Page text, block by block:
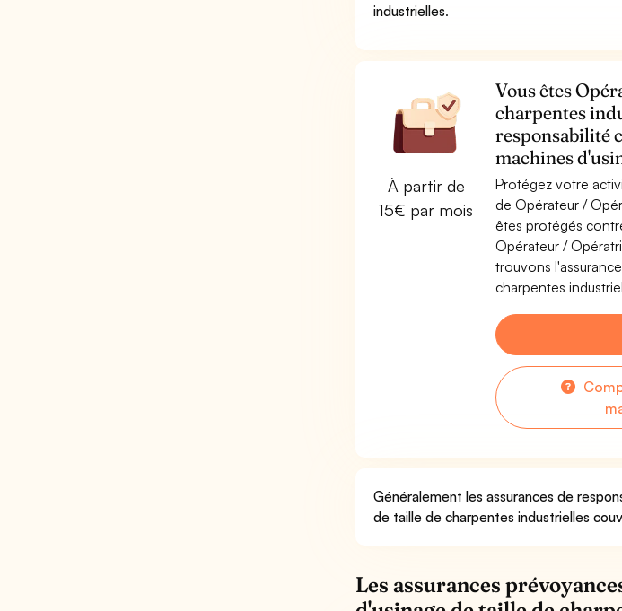
industrielles.
À partir de
15€ par mois
Vous êtes
charpentes
responsabilité
machines
Protégez votre
de Opérateur /
êtes protégés
Opérateur /
trouvons
charpentes
Généralement les assurances de
de taille de charpentes industrielles
Les assurances